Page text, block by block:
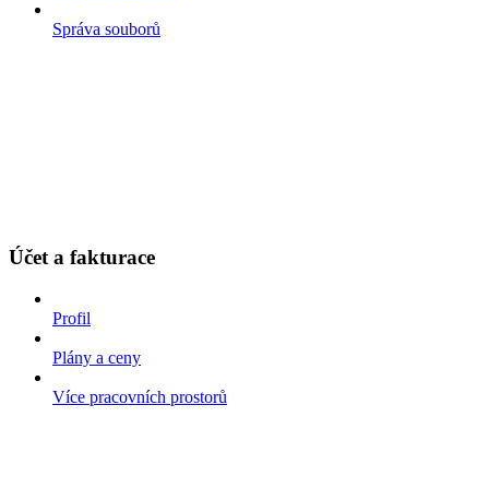
Správa souborů
Účet a fakturace
Profil
Plány a ceny
Více pracovních prostorů